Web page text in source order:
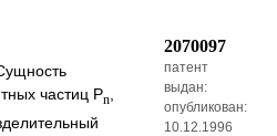
частиц Pn
2070097
патент
выдан:
опубликован:
10.12.1996